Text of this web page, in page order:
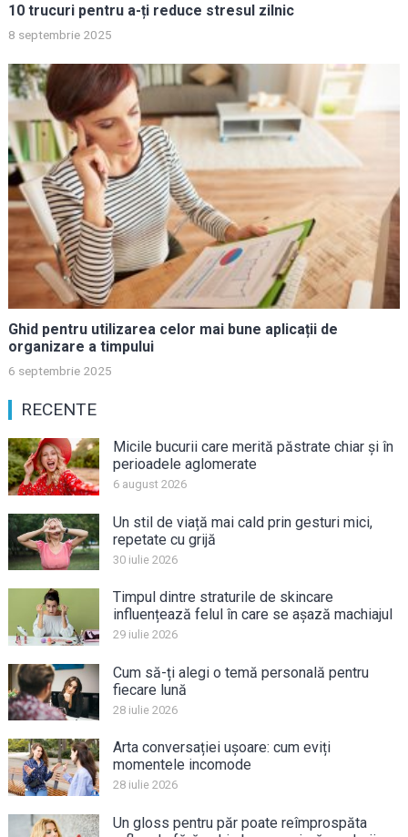
10 trucuri pentru a-ți reduce stresul zilnic
8 septembrie 2025
Ghid pentru utilizarea celor mai bune aplicații de
organizare a timpului
6 septembrie 2025
RECENTE
Micile bucurii care merită păstrate chiar și în
perioadele aglomerate
6 august 2026
Un stil de viață mai cald prin gesturi mici,
repetate cu grijă
30 iulie 2026
Timpul dintre straturile de skincare
influențează felul în care se așază machiajul
29 iulie 2026
Cum să-ți alegi o temă personală pentru
fiecare lună
28 iulie 2026
Arta conversației ușoare: cum eviți
momentele incomode
28 iulie 2026
Un gloss pentru păr poate reîmprospăta